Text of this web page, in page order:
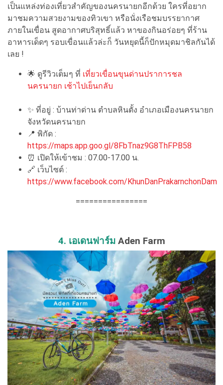
เป็นแหล่งท่องเที่ยวสำคัญของนครนายกอีกด้วย ใครที่อยาก
มาชมความสวยงามของทิวเขา หรือนั่งเรือชมบรรยากาศ
ภายในเขื่อน สูดอากาศบริสุทธิ์แล้ว หาของกินอร่อยๆ ที่ร้าน
อาหารเด็ดๆ รอบเขื่อนแล้วล่ะก็ วันหยุดนี้ก็ปักหมุดมาชิลกันได้
เลย !
🌟 ดูรีวิวเต็มๆ ที่ เที่ยวเขื่อนขุนด่านปราการชล
นครนายก เช้าไปเย็นกลับ
✨ ที่อยู่ : บ้านท่าด่าน ตำบลหินตั้ง อำเภอเมืองนครนายก
จังหวัดนครนายก
📍 พิกัด :
https://maps.app.goo.gl/8FbTnaz9G8ThFPB58
⏰ เปิดให้เข้าชม : 07.00-17.00 น.
🔗 เว็บไซต์ :
https://www.facebook.com/KhunDanPrakarnchonDam
================
4. เอเดนฟาร์ม Aden Farm